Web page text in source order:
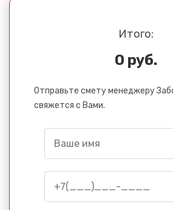
Итого:
0 руб.
Отправьте смету менеджеру
свяжется с Вами.